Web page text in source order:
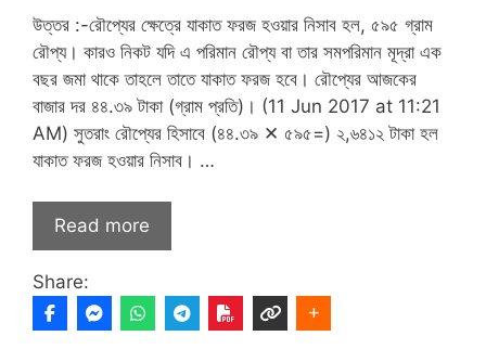
উত্তর :-রৌপ্যের ক্ষেত্রে যাকাত ফরজ হওয়ার নিসাব হল, ৫৯৫ গ্রাম
রৌপ্য। কারও নিকট যদি এ পরিমান রৌপ্য বা তার সমপরিমান মূদ্রা এক
বছর জমা থাকে তাহলে তাতে যাকাত ফরজ হবে। রৌপ্যের আজকের
বাজার দর ৪৪.৩৯ টাকা (গ্রাম প্রতি)। (11 Jun 2017 at 11:21
AM) সুতরাং রৌপ্যের হিসাবে (৪৪.৩৯ ✕ ৫৯৫=) ২,৬৪১২ টাকা হল
যাকাত ফরজ হওয়ার নিসাব। …
Read more
Share: